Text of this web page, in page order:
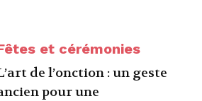
et cérémonies
de l’onction : un geste
pour une